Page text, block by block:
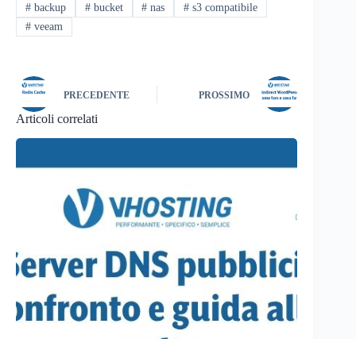
#backup #bucket # nas # s3 compatibile
#veeam
PRECEDENTE PROSSIMO
Articoli correlati